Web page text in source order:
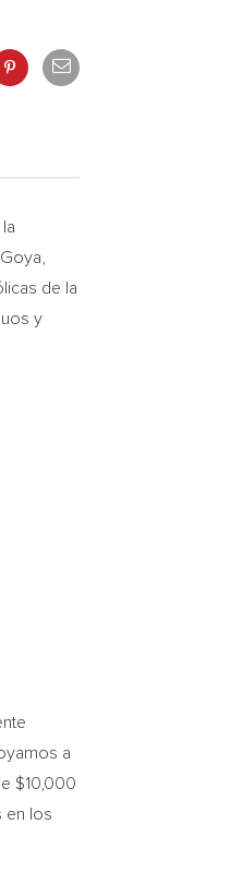
de la
y
a
$10,000
en los